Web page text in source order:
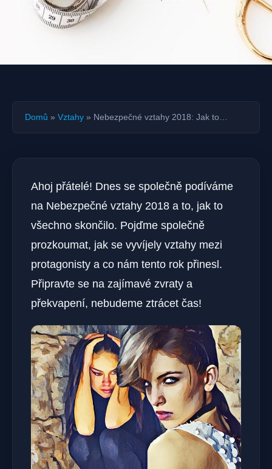
Domů » Vztahy » Nebezpečné vztahy 2018: Jak to…
Ahoj přátelé! Dnes se společně podíváme
na Nebezpečné vztahy 2018 a to, jak to
všechno skončilo. Pojďme společně
prozkoumat, jak se vyvíjely vztahy mezi
protagonisty a co nám tento rok přinesl.
Připravte se na zajímavé zvraty a
překvapení, nebudeme ztrácet čas!